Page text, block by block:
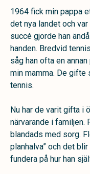
1964 fick min pappa
det nya landet och
succé gjorde han
handen. Bredvid
såg han ofta en
min mamma. De gifte
tennis.
Nu har de varit gifta i
närvarande i familjen.
blandads med sorg.
planhalva” och det
fundera på hur han